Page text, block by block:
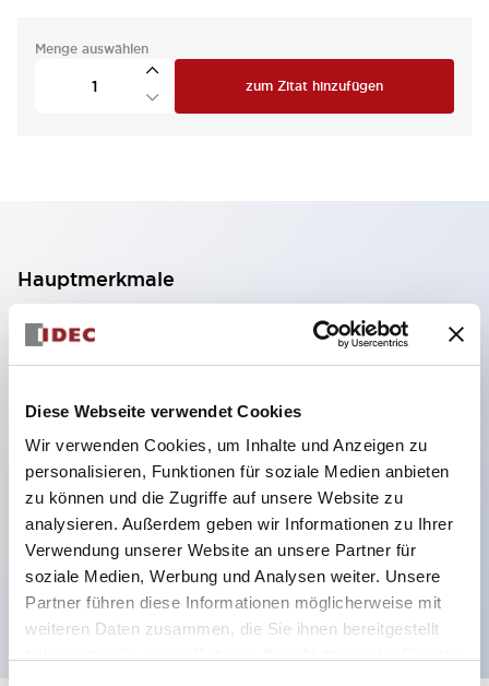
Diese Webseite verwendet Cookies
Wir verwenden Cookies, um Inhalte und Anzeigen zu
personalisieren, Funktionen für soziale Medien anbieten
zu können und die Zugriffe auf unsere Website zu
analysieren. Außerdem geben wir Informationen zu Ihrer
Verwendung unserer Website an unsere Partner für
soziale Medien, Werbung und Analysen weiter. Unsere
Partner führen diese Informationen möglicherweise mit
weiteren Daten zusammen, die Sie ihnen bereitgestellt
Menge auswählen
zum Zitat hinzufügen
Hauptmerkmale
2-Kontakt-Block mit 2 Stufen, ermöglicht eine 4-
Kontakt-Konfiguration (Gewährleistung der
Isolierung zwischen den 2 Kontakten).
59,9 mm (※ 22-stufiger Kontaktblock).
Platzsparendes Design möglich.
Sicherheitsstruktur der 3. Generation: 2-Aktions-
Freisetzung, integrierter Schutz, IP20-
Fingerschutzstruktur